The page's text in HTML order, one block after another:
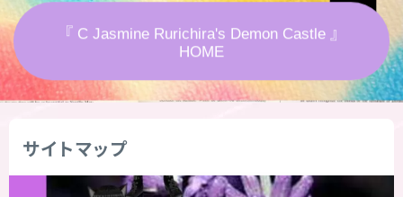
★アロマハーブ傾向チェック
秘密部屋
『 C Jasmine Rurichira's Demon Castle 』
HOME
サイトマップ